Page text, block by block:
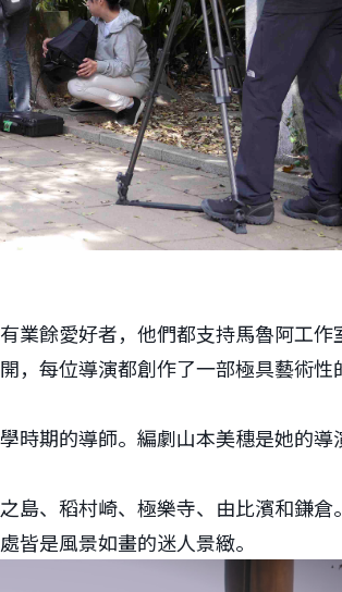
業餘愛好者，他們都支持馬魯阿工作
，每位導演都創作了一部極具藝術性
時期的導師。編劇山本美穗是她的導
島、稻村崎、極樂寺、由比濱和鎌倉
皆是風景如畫的迷人景緻。